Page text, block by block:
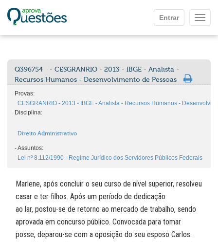
Entrar
Q396754
- CESGRANRIO - 2013 - IBGE - Analista -
Recursos Humanos - Desenvolvimento de Pessoas
Provas:
CESGRANRIO - 2013 - IBGE - Analista - Recursos Humanos -
Disciplina:
Direito Administrativo
-Assuntos:
Lei nº 8.112/1990 - Regime Jurídico dos Servidores Públicos Federais
Marlene, após concluir o seu curso de nível superior, resolveu
casar e ter filhos. Após um período de dedicação
ao lar, postou-se de retorno ao mercado de trabalho, sendo
aprovada em concurso público. Convocada para tomar
posse, deparou-se com a oposição do seu esposo Carlos.